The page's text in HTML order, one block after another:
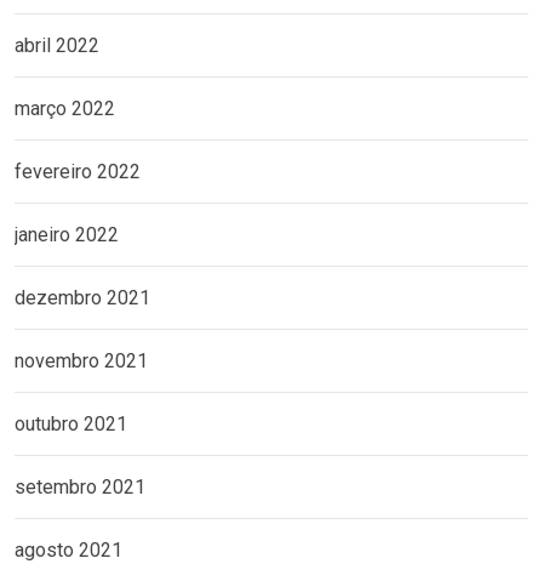
abril 2022
março 2022
fevereiro 2022
janeiro 2022
dezembro 2021
novembro 2021
outubro 2021
setembro 2021
agosto 2021